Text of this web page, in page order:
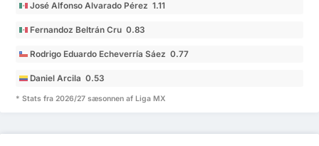
José Alfonso Alvarado Pérez 1.11
Fernandoz Beltrán Cru 0.83
Rodrigo Eduardo Echeverría Sáez 0.77
Daniel Arcila 0.53
* Stats fra 2026/27 sæsonnen af Liga MX